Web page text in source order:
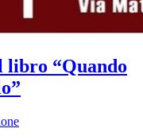
libro “Quando